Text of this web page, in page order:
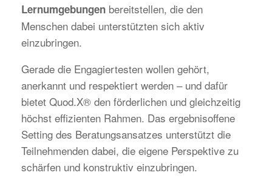
Lernumgebungen bereitstellen, die den
Menschen dabei unterstützten sich aktiv
einzubringen.
Gerade die Engagiertesten wollen gehört,
anerkannt und respektiert werden – und dafür
bietet Quod.X® den förderlichen und gleichzeitig
höchst effizienten Rahmen. Das ergebnisoffene
Setting des Beratungsansatzes unterstützt die
Teilnehmenden dabei, die eigene Perspektive zu
schärfen und konstruktiv einzubringen.